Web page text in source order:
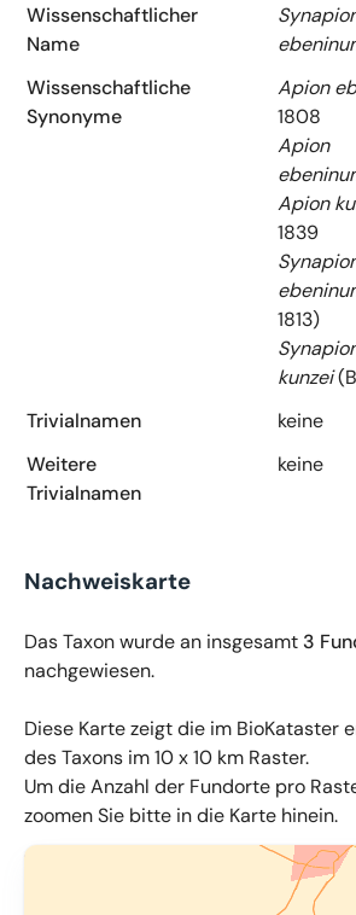
Wissenschaftlicher
Name
Wissenschaftliche
Synonyme
Apion
1808
Apion
Apion
1839
1813)
kunzei
Trivialnamen
keine
Weitere
Trivialnamen
keine
Nachweiskarte
Das Taxon wurde an insgesamt 3
nachgewiesen.
Diese Karte zeigt die im BioKataster
des Taxons im 10 x 10 km Raster.
Um die Anzahl der Fundorte pro
zoomen Sie bitte in die Karte hinein.
© OpenMapTiles 34u GmbH